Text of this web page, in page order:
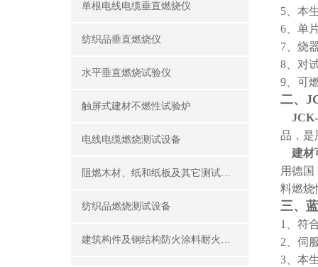
单根电线电缆垂直燃烧仪
纺织品垂直燃烧仪
水平垂直燃烧试验仪
触屏式建材不燃性试验炉
电线电缆燃烧测试设备
阻燃木材、纸和纸板及其它测试设备
纺织品燃烧测试设备
建筑构件及钢结构防火涂料耐火性能试验设备
5、本
6、单
7、烧
8、对
9、可
二、
品，是
建材
用德
料燃烧
三、
1、符
2、伺
3、本